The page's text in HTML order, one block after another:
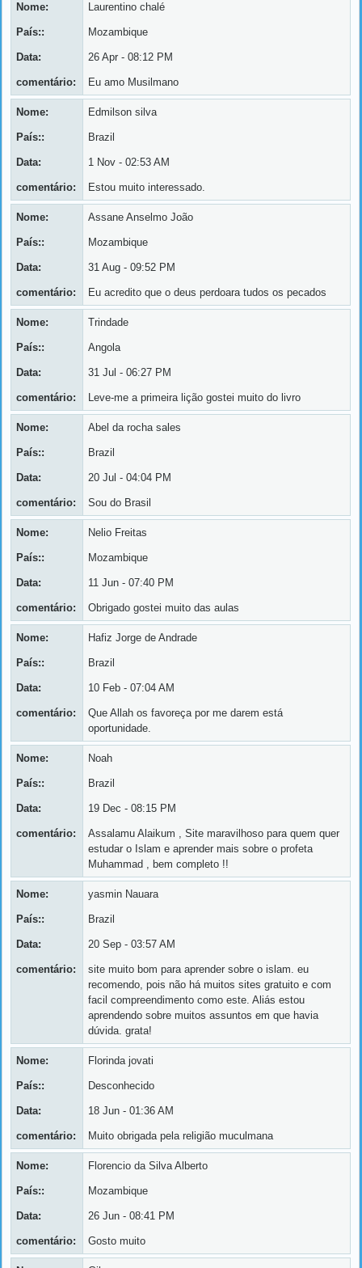
Nome: Laurentino chalé
País:: Mozambique
Data: 26 Apr - 08:12 PM
comentário: Eu amo Musilmano
Nome: Edmilson silva
País:: Brazil
Data: 1 Nov - 02:53 AM
comentário: Estou muito interessado.
Nome: Assane Anselmo João
País:: Mozambique
Data: 31 Aug - 09:52 PM
comentário: Eu acredito que o deus perdoara tudos os pecados
Nome: Trindade
País:: Angola
Data: 31 Jul - 06:27 PM
comentário: Leve-me a primeira lição gostei muito do livro
Nome: Abel da rocha sales
País:: Brazil
Data: 20 Jul - 04:04 PM
comentário: Sou do Brasil
Nome: Nelio Freitas
País:: Mozambique
Data: 11 Jun - 07:40 PM
comentário: Obrigado gostei muito das aulas
Nome: Hafiz Jorge de Andrade
País:: Brazil
Data: 10 Feb - 07:04 AM
comentário:
Que Allah os favoreça por me darem está
oportunidade.
Nome: Noah
País:: Brazil
Data: 19 Dec - 08:15 PM
comentário:
Assalamu Alaikum , Site maravilhoso para quem quer
estudar o Islam e aprender mais sobre o profeta
Muhammad , bem completo !!
Nome: yasmin Nauara
País:: Brazil
Data: 20 Sep - 03:57 AM
comentário:
site muito bom para aprender sobre o islam. eu
recomendo, pois não há muitos sites gratuito e com
facil compreendimento como este. Aliás estou
aprendendo sobre muitos assuntos em que havia
dúvida. grata!
Nome: Florinda jovati
País:: Desconhecido
Data: 18 Jun - 01:36 AM
comentário: Muito obrigada pela religião muculmana
Nome: Florencio da Silva Alberto
País:: Mozambique
Data: 26 Jun - 08:41 PM
comentário: Gosto muito